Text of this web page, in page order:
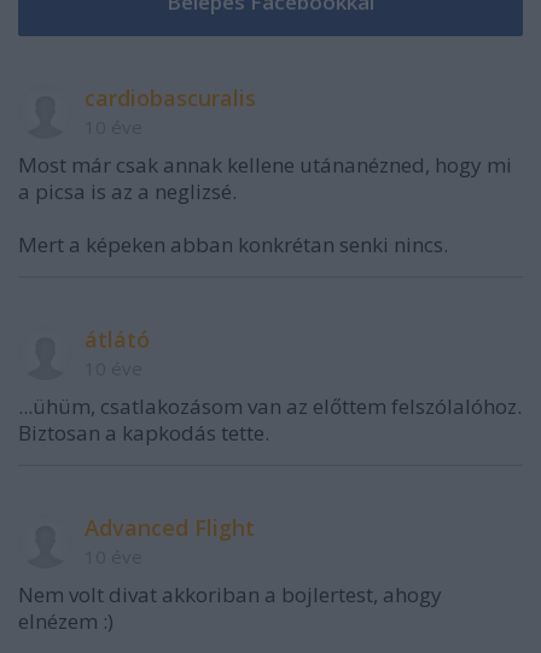
cardiobascuralis
Most már csak annak kellene utánanézned, hogy mi
a picsa is az a neglizsé.
Mert a képeken abban konkrétan senki nincs.
átlátó
...ühüm, csatlakozásom van az előttem felszólalóhoz.
Biztosan a kapkodás tette.
Advanced Flight
Nem volt divat akkoriban a bojlertest, ahogy
elnézem :)